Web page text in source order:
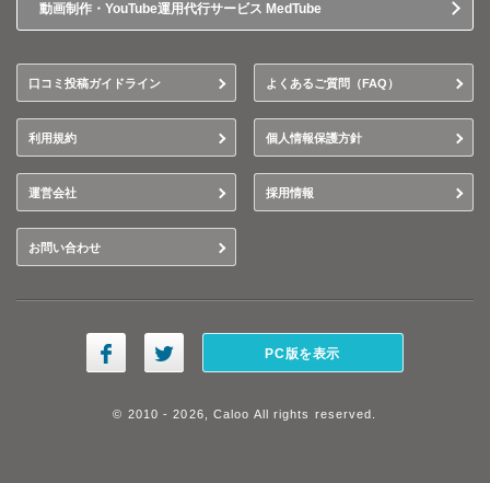
動画制作・YouTube運用代行サービス MedTube
口コミ投稿ガイドライン よくあるご質問（FAQ）
利用規約 個人情報保護方針
運営会社 採用情報
お問い合わせ
PC版を表示
© 2010 - 2026, Caloo All rights reserved.